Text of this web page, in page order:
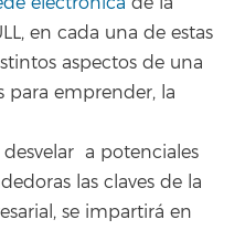
en cada una de estas
aspectos de una
para emprender, la
a potenciales
las claves de la
se impartirá en